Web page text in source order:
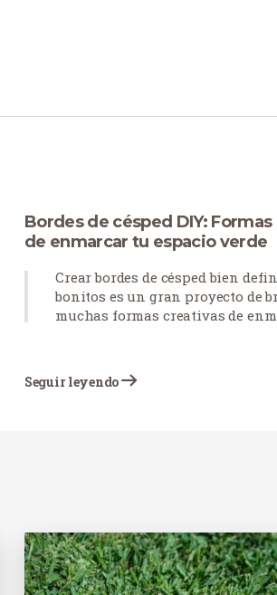
Bordes de césped DIY:
de enmarcar tu espacio verde
Crear bordes de césped bien
bonitos es un gran proyecto de
muchas formas creativas de
caminos y elementos clave e
plantas para aprovechar
Seguir leyendo